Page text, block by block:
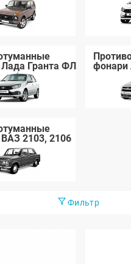
Гранта ФЛ
фонари
2103, 2106
Фильтр